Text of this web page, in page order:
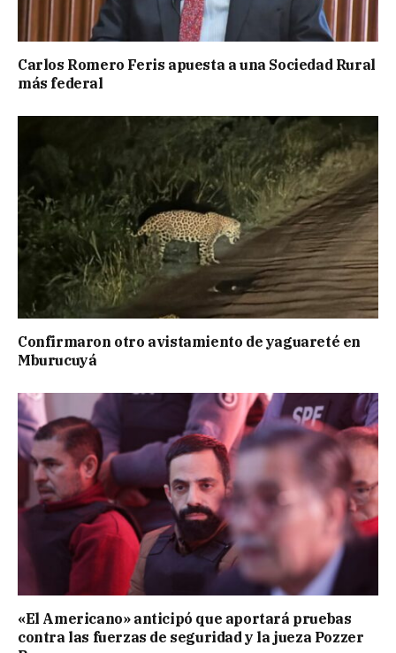
Carlos Romero Feris apuesta a una Sociedad Rural
más federal
Confirmaron otro avistamiento de yaguareté en
Mburucuyá
«El Americano» anticipó que aportará pruebas
contra las fuerzas de seguridad y la jueza Pozzer